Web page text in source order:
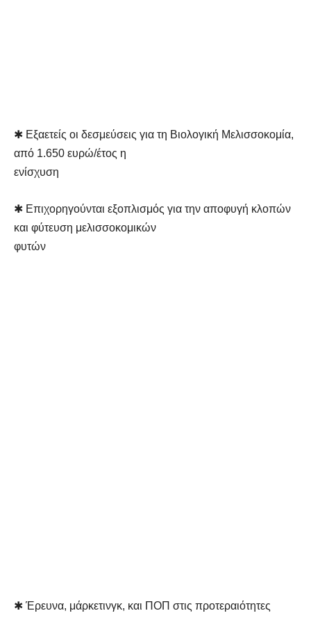
✱ Εξαετείς οι δεσμεύσεις για τη Βιολογική Μελισσοκομία,
από 1.650 ευρώ/έτος η
ενίσχυση
✱ Επιχορηγούνται εξοπλισμός για την αποφυγή κλοπών
και φύτευση μελισσοκομικών
φυτών
✱ Έρευνα, μάρκετινγκ, και ΠΟΠ στις προτεραιότητες